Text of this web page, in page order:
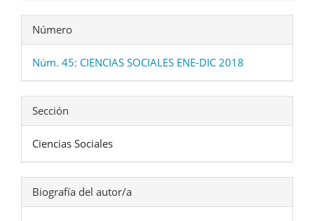
Número
Núm. 45: CIENCIAS SOCIALES ENE-DIC 2018
Sección
Ciencias Sociales
Biografía del autor/a